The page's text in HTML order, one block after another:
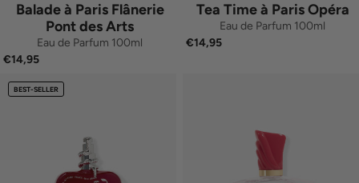
Balade à Paris Flânerie
Pont des Arts
Eau de Parfum 100ml
€14,95
Tea Time à Paris Opéra
Eau de Parfum 100ml
€14,95
BEST-SELLER